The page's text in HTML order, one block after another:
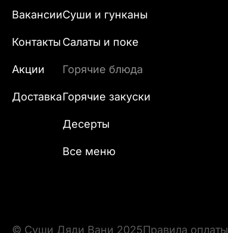
Вакансии
Контакты
Акции
Доставка
Суши и гунканы
Салаты и поке
Горячие блюда
Горячие закуски
Десерты
Все меню
© Суши Дяди Вани 2025Правила оплаты